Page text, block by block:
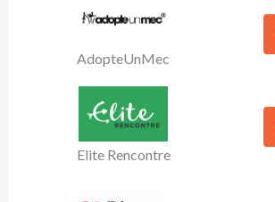
AdopteUnMec
Elite Rencontre